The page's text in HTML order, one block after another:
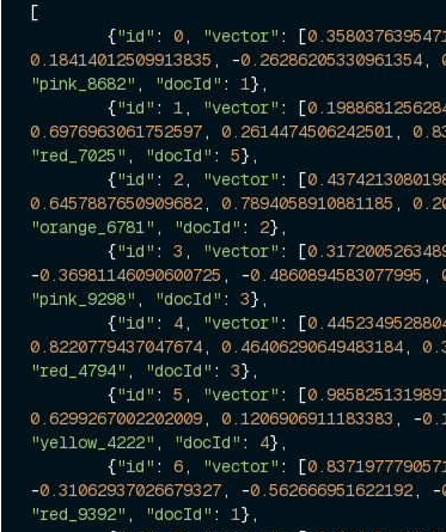
[
        {
"id" : 0, "vector" : [
0.18414012509913835 , -0.26286205330961354,
"pink_8682" , "docId" : 1},
        {
"id" : 1, "vector" : [
0.6976963061752597, 0.2614474506242501,
"red_7025" , "docId" : 5},
        {
"id" : 2, "vector" : [
0.6457887650909682, 0.7894058910881185 ,
"orange_6781" , "docId" : 2},
        {
"id" : 3 , "vector" : [
-0.36981146090600725 , -0.4860894583077995 ,
"pink_9298" , "docId" : 3},
        {
"id" : 4, "vector" : [
0.8220779437047674, 0.46406290649483184,
"red_4794" , "docId" : 3},
        {
"id" : 5 , "vector" : [
0.6299267002202009, 0.1206906911183383 , -
"yellow_4222" , "docId" : 4},
        {
"id" : 6, "vector" : [
-0.31062937026679327, -0.562666951622192, -
"red_9392" , "docId" : 1},